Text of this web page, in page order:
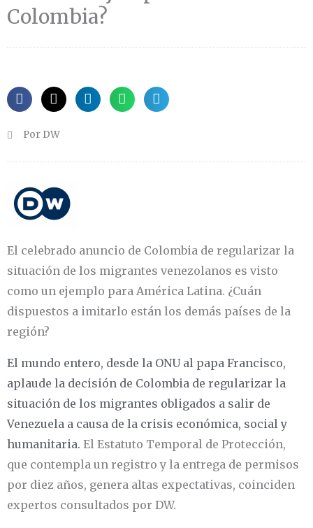
Colombia?
Por DW
El celebrado anuncio de Colombia de regularizar la
situación de los migrantes venezolanos es visto
como un ejemplo para América Latina. ¿Cuán
dispuestos a imitarlo están los demás países de la
región?
El mundo entero, desde la ONU al papa Francisco,
aplaude la decisión de Colombia de regularizar la
situación de los migrantes obligados a salir de
Venezuela a causa de la crisis económica, social y
humanitaria. El Estatuto Temporal de Protección,
que contempla un registro y la entrega de permisos
por diez años, genera altas expectativas, coinciden
expertos consultados por DW.